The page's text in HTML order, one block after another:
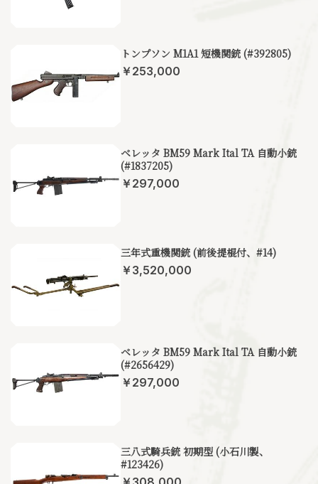
トンプソン M1A1 短機関銃 (#392805)
￥253,000
ベレッタ BM59 Mark Ital TA 自動小銃
(#1837205)
￥297,000
三年式重機関銃 (前後提棍付、#14)
￥3,520,000
ベレッタ BM59 Mark Ital TA 自動小銃
(#2656429)
￥297,000
三八式騎兵銃 初期型 (小石川製、
#123426)